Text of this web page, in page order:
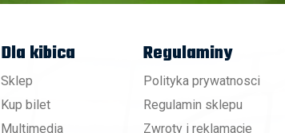
Dla kibica
Sklep
Kup bilet
Multimedia
Regulaminy
Polityka prywatnosci
Regulamin sklepu
Zwroty i reklamacje